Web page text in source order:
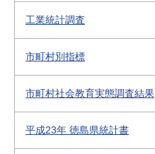
工業統計調査
市町村別指標
市町村社会教育実態調査結果
平成23年 徳島県統計書